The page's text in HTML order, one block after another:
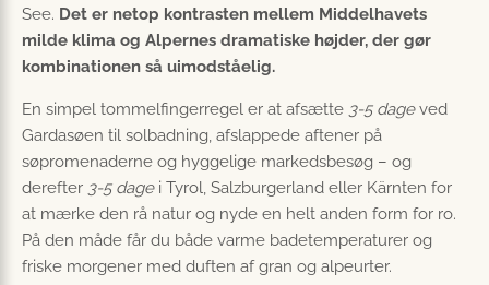
See. Det er netop kontrasten mellem Middelhavets
milde klima og Alpernes dramatiske højder, der gør
kombinationen så uimodståelig.
En simpel tommelfingerregel er at afsætte 3-5 dageved
Gardasøen til solbadning, afslappede aftener på
søpromenaderne og hyggelige markedsbesøg – og
derefter 3-5 dagei Tyrol, Salzburgerland eller Kärnten for
at mærke den rå natur og nyde en helt anden form for ro.
På den måde får du både varme badetemperaturer og
friske morgener med duften af gran og alpeurter.